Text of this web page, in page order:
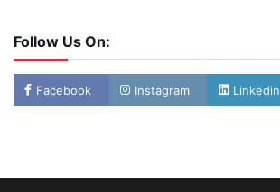
Follow Us On:
Facebook Instagram Linkedin